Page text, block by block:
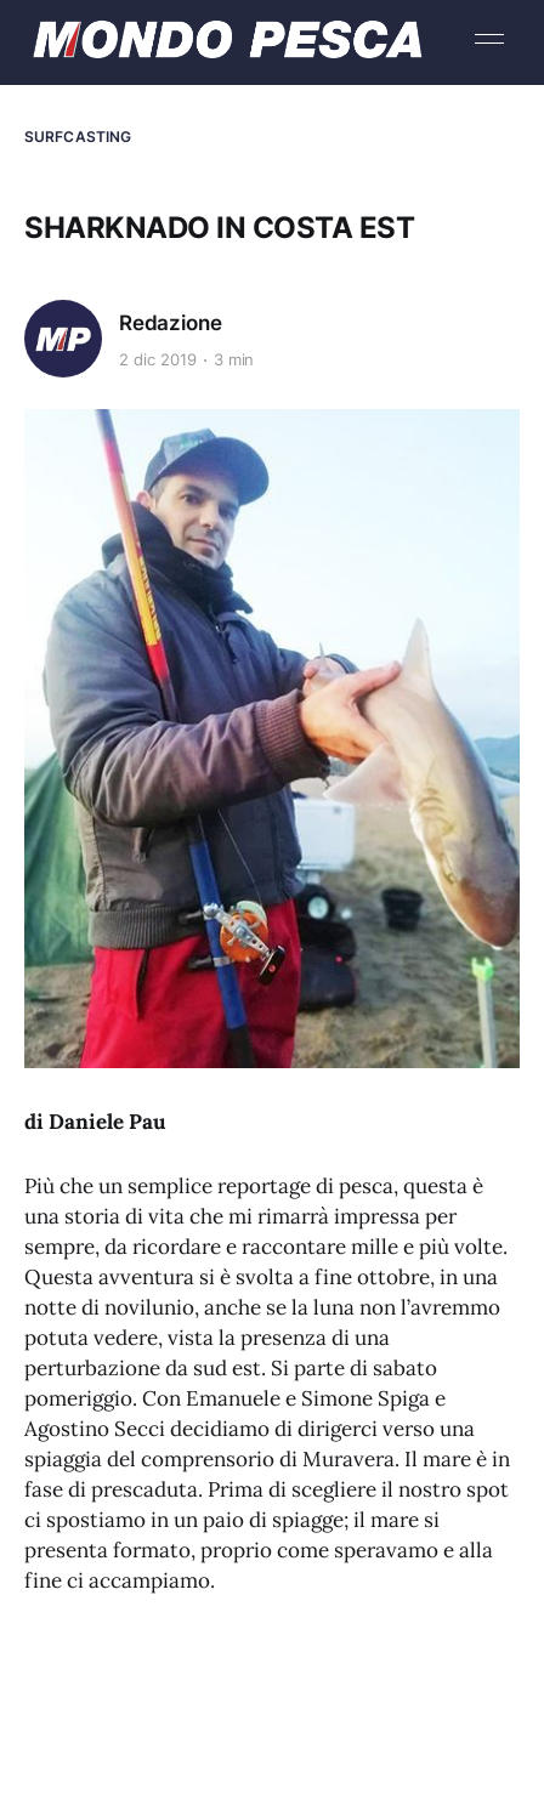
SURFCASTING
SHARKNADO IN COSTA EST
Redazione
2 dic 2019 3 min
di Daniele Pau
Più che un semplice reportage di pesca, questa è
una storia di vita che mi rimarrà impressa per
sempre, da ricordare e raccontare mille e più volte.
Questa avventura si è svolta a fine ottobre, in una
notte di novilunio, anche se la luna non l’avremmo
potuta vedere, vista la presenza di una
perturbazione da sud est. Si parte di sabato
pomeriggio. Con Emanuele e Simone Spiga e
Agostino Secci decidiamo di dirigerci verso una
spiaggia del comprensorio di Muravera. Il mare è in
fase di prescaduta. Prima di scegliere il nostro spot
ci spostiamo in un paio di spiagge; il mare si
presenta formato, proprio come speravamo e alla
fine ci accampiamo.